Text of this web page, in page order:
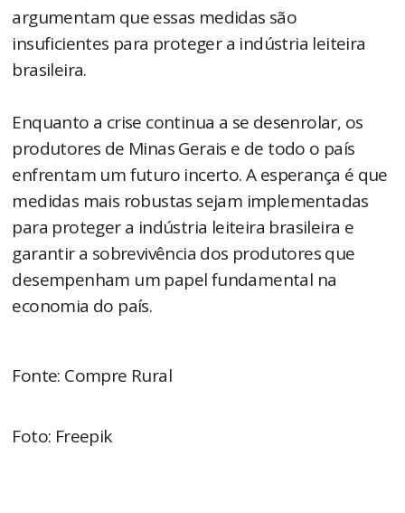
argumentam que essas medidas são
insuficientes para proteger a indústria leiteira
brasileira.
Enquanto a crise continua a se desenrolar, os
produtores de Minas Gerais e de todo o país
enfrentam um futuro incerto. A esperança é que
medidas mais robustas sejam implementadas
para proteger a indústria leiteira brasileira e
garantir a sobrevivência dos produtores que
desempenham um papel fundamental na
economia do país.
Fonte: Compre Rural
Foto: Freepik